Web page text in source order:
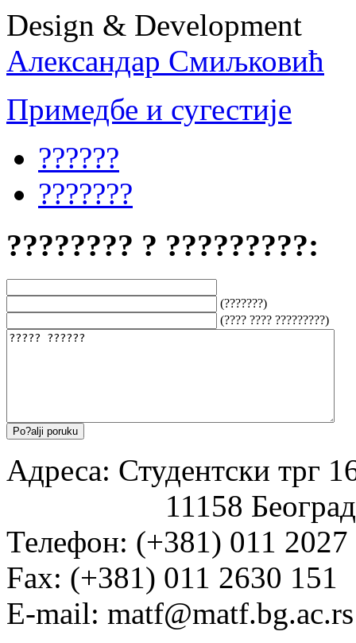
Design & Development
Александар Смиљковић
Примедбе и сугестије
??????
???????
???????? ? ?????????:
(???????)
(???? ???? ?????????)
Адреса: Студентски трг
11158 Београд
Телефон: (+381) 011 2027
Fаx: (+381) 011 2630 151
E-mail: matf@matf.bg.ac.rs